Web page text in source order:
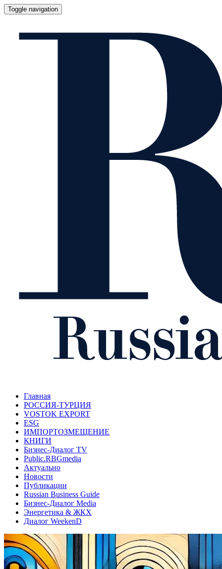
Toggle navigation
Главная
РОССИЯ-ТУРЦИЯ
VOSTOK EXPORT
ESG
ИМПОРТОЗМЕЩЕНИЕ
КНИГИ
Бизнес-Диалог TV
Public.RBGmedia
Актуально
Новости
Публикации
Russian Business Guide
Бизнес-Диалог Media
Энергетика & ЖКХ
Диалог WeekenD